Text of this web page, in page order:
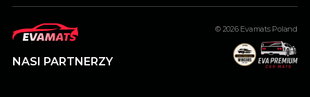
© 2026 Evamats Poland
NASI PARTNERZY